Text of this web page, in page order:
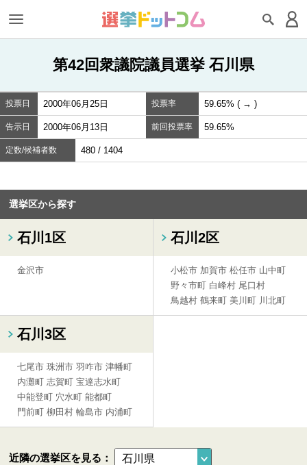
第42回衆議院議員選挙 石川県
投票日 2000年06月25日 投票率 59.65% ( → )
告示日 2000年06月13日 前回投票率 59.65%
定数/候補者数 480 / 1404
選挙区から探す
石川1区
金沢市
石川2区
小松市 加賀市 松任市 山中町
野々市町 白峰村 尾口村
鳥越村 鶴来町 美川町 川北町
石川3区
七尾市 珠洲市 羽咋市 津幡町
内灘町 志賀町 宝達志水町
中能登町 穴水町 能都町
門前町 柳田村 輪島市 内浦町
近隣の選挙区を見る：